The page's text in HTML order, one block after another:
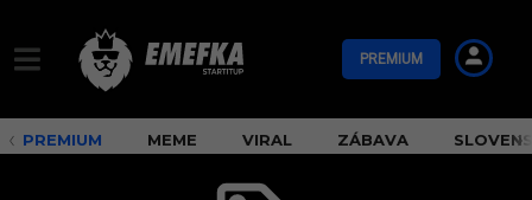
PREMIUM
PREMIUM MEME VIRAL ZÁBAVA